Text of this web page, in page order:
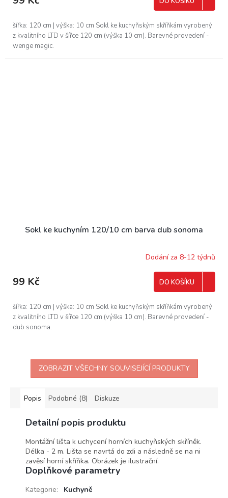
šířka: 120 cm | výška: 10 cm Sokl ke kuchyňským skříňkám vyrobený
z kvalitního LTD v šířce 120 cm (výška 10 cm). Barevné provedení -
wenge magic.
Sokl ke kuchyním 120/10 cm barva dub sonoma
Dodání za 8-12 týdnů
99 Kč DO KOŠÍKU
šířka: 120 cm | výška: 10 cm Sokl ke kuchyňským skříňkám vyrobený
z kvalitního LTD v šířce 120 cm (výška 10 cm). Barevné provedení -
dub sonoma.
ZOBRAZIT VŠECHNY SOUVISEJÍCÍ PRODUKTY
Popis Podobné (8) Diskuze
Detailní popis produktu
Montážní lišta k uchycení horních kuchyňských skříněk.
Délka - 2 m. Lišta se navrtá do zdi a následně se na ni
zavěsí horní skříňka. Obrázek je ilustrační.
Doplňkové parametry
Kategorie:
Kuchyně